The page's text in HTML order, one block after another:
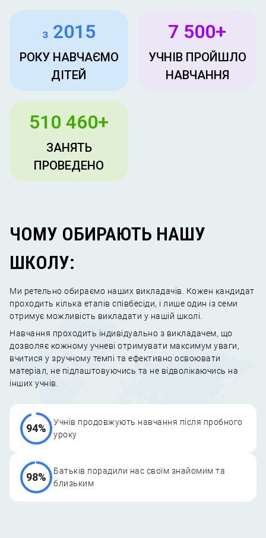
з 2015
РОКУ НАВЧАЄМО
ДІТЕЙ
7 500+
УЧНІВ ПРОЙШЛО
НАВЧАННЯ
510 460+
ЗАНЯТЬ
ПРОВЕДЕНО
ЧОМУ ОБИРАЮТЬ НАШУ
ШКОЛУ:
Ми ретельно обираємо наших викладачів. Кожен кандидат
проходить кілька етапів співбесіди, і лише один із семи
отримує можливість викладати у нашій школі.
Навчання проходить індивідуально з викладачем, що
дозволяє кожному учневі отримувати максимум уваги,
вчитися у зручному темпі та ефективно освоювати
матеріал, не підлаштовуючись та не відволікаючись на
інших учнів.
94%
Учнів продовжують навчання після пробного
уроку
98%
Батьків порадили нас своїм знайомим та
близьким